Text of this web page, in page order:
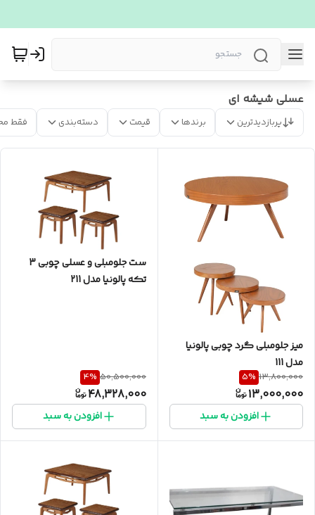
عسلی شیشه ای
پربازدیدترین برندها قیمت دسته‌بندی فقط
میز جلومبلی گرد چوبی پالونیا
مدل 111
13,800,000
5%
13,000,000
افزودن به سبد
ست جلومبلی و عسلی چوبی 3
تکه پالونیا مدل 211
50,500,000
4%
48,328,000
افزودن به سبد